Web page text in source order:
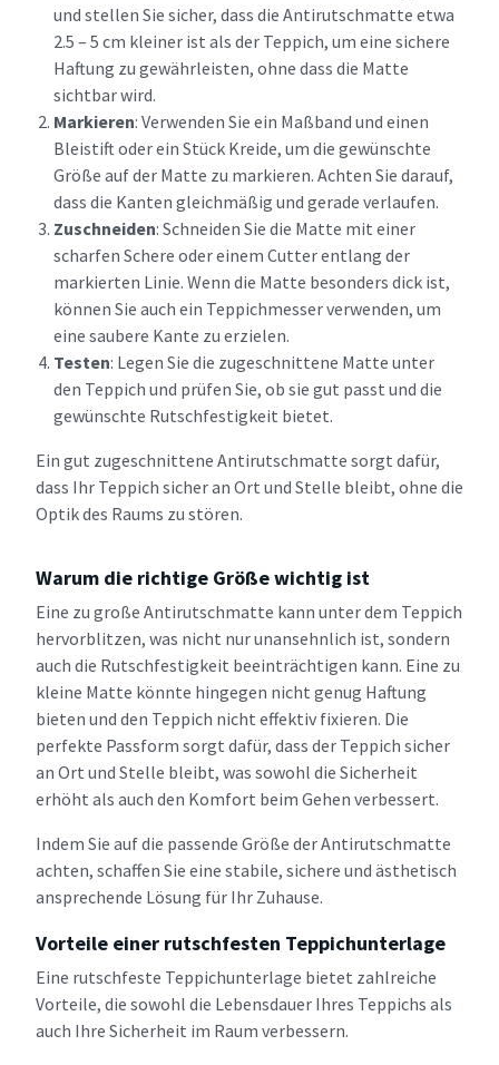
und stellen Sie sicher, dass die Antirutschmatte etwa
2.5 – 5 cm kleiner ist als der Teppich, um eine sichere
Haftung zu gewährleisten, ohne dass die Matte
sichtbar wird.
Markieren: Verwenden Sie ein Maßband und einen
Bleistift oder ein Stück Kreide, um die gewünschte
Größe auf der Matte zu markieren. Achten Sie darauf,
dass die Kanten gleichmäßig und gerade verlaufen.
Zuschneiden: Schneiden Sie die Matte mit einer
scharfen Schere oder einem Cutter entlang der
markierten Linie. Wenn die Matte besonders dick ist,
können Sie auch ein Teppichmesser verwenden, um
eine saubere Kante zu erzielen.
Testen: Legen Sie die zugeschnittene Matte unter
den Teppich und prüfen Sie, ob sie gut passt und die
gewünschte Rutschfestigkeit bietet.
Ein gut zugeschnittene Antirutschmatte sorgt dafür,
dass Ihr Teppich sicher an Ort und Stelle bleibt, ohne die
Optik des Raums zu stören.
Warum die richtige Größe wichtig ist
Eine zu große Antirutschmatte kann unter dem Teppich
hervorblitzen, was nicht nur unansehnlich ist, sondern
auch die Rutschfestigkeit beeinträchtigen kann. Eine zu
kleine Matte könnte hingegen nicht genug Haftung
bieten und den Teppich nicht effektiv fixieren. Die
perfekte Passform sorgt dafür, dass der Teppich sicher
an Ort und Stelle bleibt, was sowohl die Sicherheit
erhöht als auch den Komfort beim Gehen verbessert.
Indem Sie auf die passende Größe der Antirutschmatte
achten, schaffen Sie eine stabile, sichere und ästhetisch
ansprechende Lösung für Ihr Zuhause.
Vorteile einer rutschfesten Teppichunterlage
Eine rutschfeste Teppichunterlage bietet zahlreiche
Vorteile, die sowohl die Lebensdauer Ihres Teppichs als
auch Ihre Sicherheit im Raum verbessern.